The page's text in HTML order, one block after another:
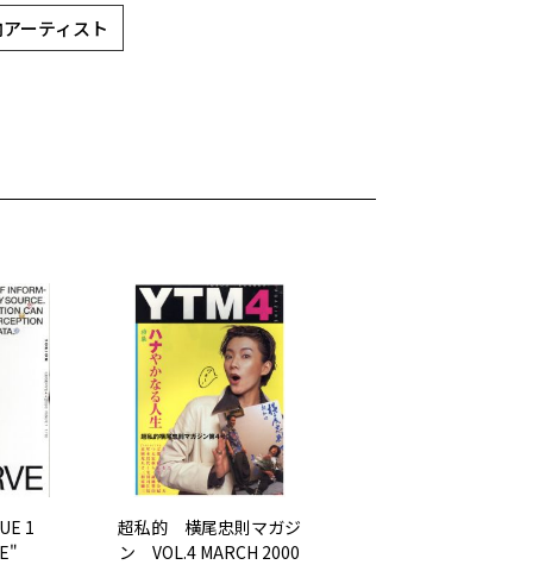
ーティスト
1
超私的 横尾忠則マガジ
ン VOL.4 MARCH 2000